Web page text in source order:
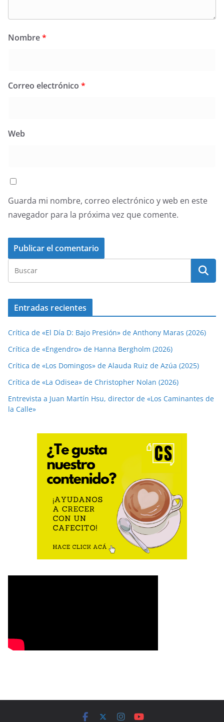
Nombre*
Correo electrónico *
Web
Guarda mi nombre, correo electrónico y web en este
navegador para la próxima vez que comente.
Entradas recientes
Crítica de «El Día D: Bajo Presión» de Anthony Maras (2026)
Crítica de «Engendro» de Hanna Bergholm (2026)
Crítica de «Los Domingos» de Alauda Ruiz de Azúa (2025)
Crítica de «La Odisea» de Christopher Nolan (2026)
Entrevista a Juan Martín Hsu, director de «Los Caminantes de
la Calle»